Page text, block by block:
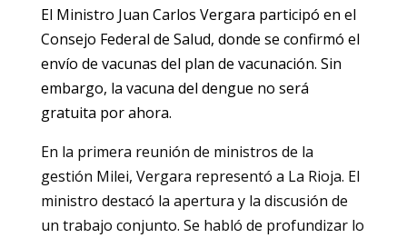
El Ministro Juan Carlos Vergara participó en el
Consejo Federal de Salud, donde se confirmó el
envío de vacunas del plan de vacunación. Sin
embargo, la vacuna del dengue no será
gratuita por ahora.
En la primera reunión de ministros de la
gestión Milei, Vergara representó a La Rioja. El
ministro destacó la apertura y la discusión de
un trabajo conjunto. Se habló de profundizar lo